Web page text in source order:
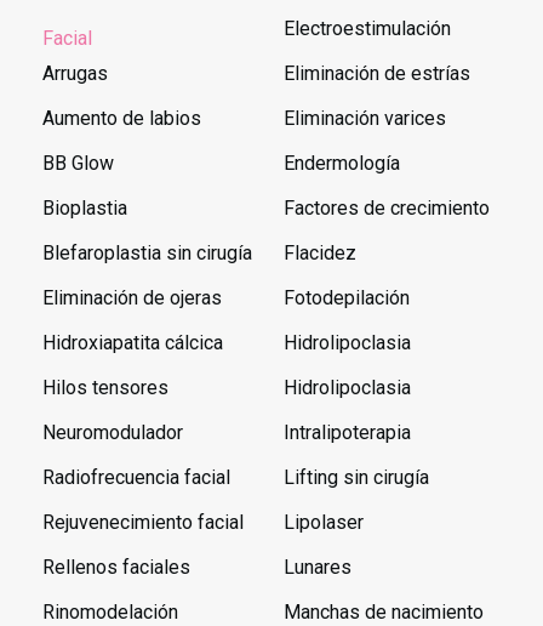
Facial
Arrugas
Aumento de labios
BB Glow
Bioplastia
Blefaroplastia sin cirugía
Eliminación de ojeras
Hidroxiapatita cálcica
Hilos tensores
Neuromodulador
Radiofrecuencia facial
Rejuvenecimiento facial
Rellenos faciales
Rinomodelación
Electroestimulación
Eliminación de estrías
Eliminación varices
Endermología
Factores de crecimiento
Flacidez
Fotodepilación
Hidrolipoclasia
Hidrolipoclasia
Intralipoterapia
Lifting sin cirugía
Lipolaser
Lunares
Manchas de nacimiento